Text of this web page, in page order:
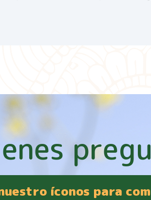
íconos para